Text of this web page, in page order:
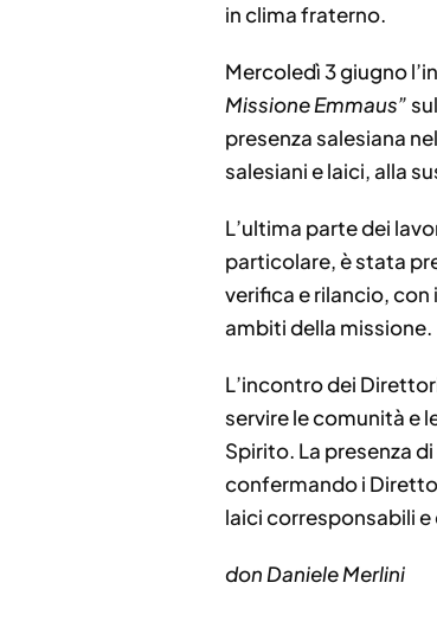
in clima fraterno.
Mercoledì 3 giugno
Missione Emmaus”
presenza salesiana
salesiani e laici, alla
L’ultima parte dei
particolare, è stata
verifica e rilancio, con
ambiti della missione.
L’incontro dei
servire le comunità e
Spirito. La presenza
confermando i
laici corresponsabili
don Daniele Merlini